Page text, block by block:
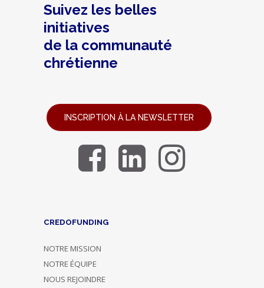
Suivez les belles
initiatives
de la communauté
chrétienne
INSCRIPTION À LA NEWSLETTER
CREDOFUNDING
NOTRE MISSION
NOTRE ÉQUIPE
NOUS REJOINDRE